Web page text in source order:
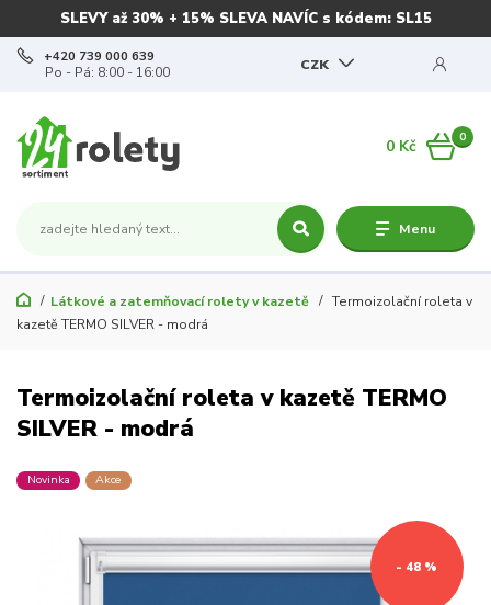
SLEVY až 30% + 15% SLEVA NAVÍC s kódem: SL15
Menu
CZK
+420 739 000 639
Po - Pá: 8:00 - 16:00
0
0 Kč
Látkové a zatemňovací rolety v kazetě
Termoizolační roleta v
kazetě TERMO SILVER - modrá
Termoizolační roleta v kazetě TERMO
SILVER - modrá
Novinka Akce
- 48 %